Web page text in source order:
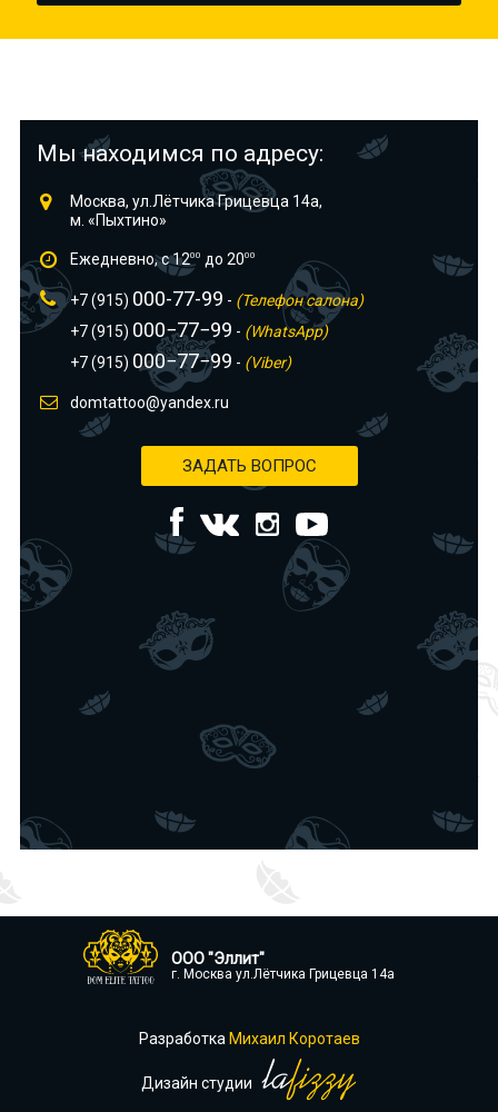
Мы находимся по адресу:
Москва, ул.Лётчика Грицевца 14а,
м. «Пыхтино»
Ежедневно, с 1200 до 2000
+7 (915) 000-77-99 - (Телефон салона)
+7 (915) 000−77−99 - (WhatsApp)
+7 (915) 000−77−99 - (Viber)
domtattoo@yandex.ru
ЗАДАТЬ ВОПРОС
ООО "Эллит"
г. Москва ул.Лётчика Грицевца 14а
Разработка Михаил Коротаев
Дизайн студии